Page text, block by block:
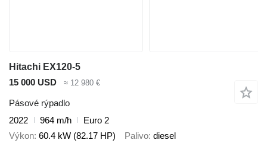
Hitachi EX120-5
15 000 USD
≈ 12 980 €
Pásové rýpadlo
2022
964 m/h
Euro 2
Výkon 60.4 kW (82.17 HP) Palivo diesel